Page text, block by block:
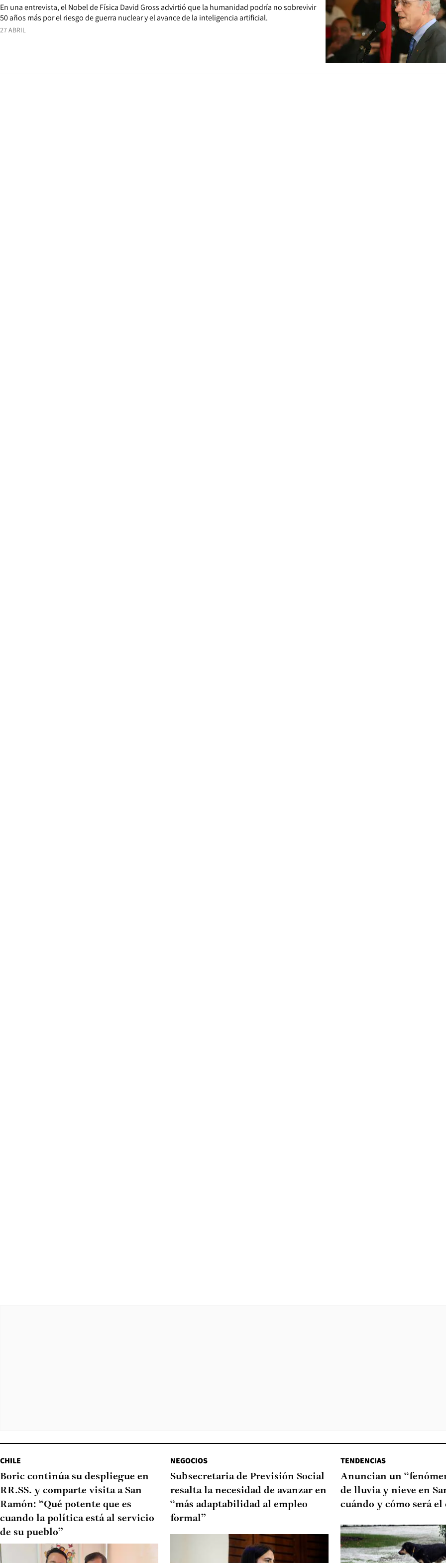
27 ABRIL
En una entrevista, el Nobel de Física David Gross advirtió que la humanidad podría no sobrevivir
50 años más por el riesgo de guerra nuclear y el avance de la inteligencia artificial.
CHILE
Boric continúa su despliegue en
RR.SS. y comparte visita a San
Ramón: “Qué potente que es
cuando la política está al servicio
de su pueblo”
NEGOCIOS
Subsecretaria de Previsión Social
resalta la necesidad de avanzar en
“más adaptabilidad al empleo
formal”
TENDENCIAS
Anuncian un
de lluvia y nieve en
cuándo y cómo será el